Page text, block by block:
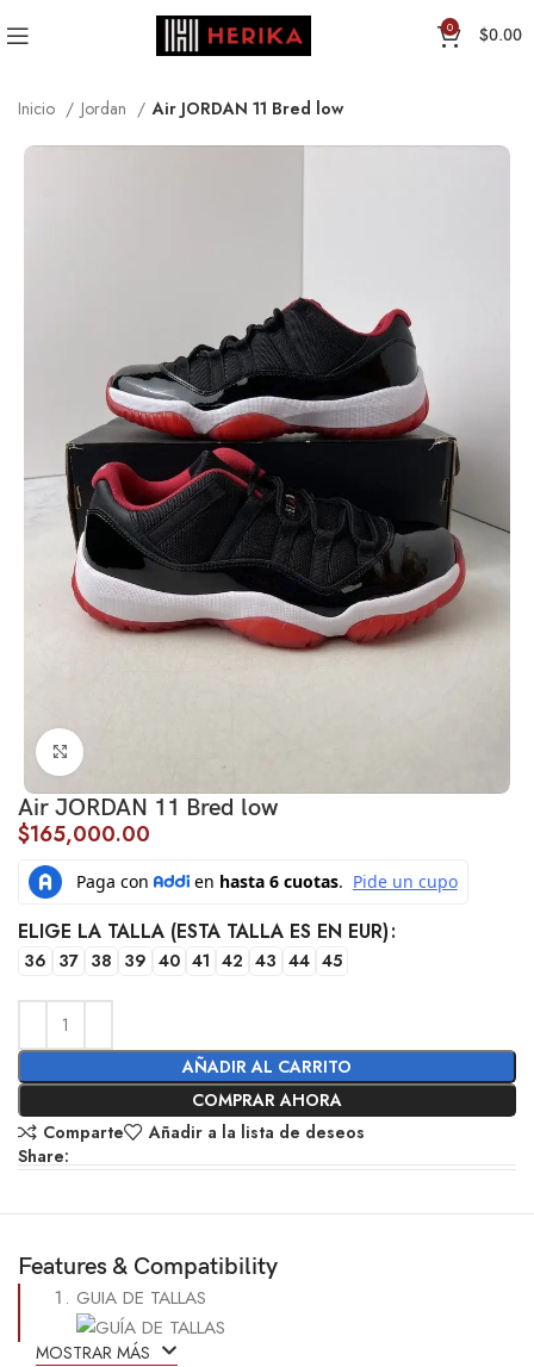
0 $0.00
Inicio Jordan Air JORDAN 11 Bred low
Air JORDAN 11 Bred low
$165,000.00
ELIGE LA TALLA (ESTA TALLA ES EN EUR)
36 37 38 39 40 41 42 43 44 45
AÑADIR AL CARRITO
COMPRAR AHORA
Comparte
Añadir a la lista de deseos
Share:
Features & Compatibility
GUIA DE TALLAS
MOSTRAR MÁS